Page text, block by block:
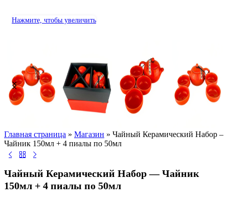
Нажмите, чтобы увеличить
Главная страница » Магазин » Чайный Керамический Набор –
Чайник 150мл + 4 пиалы по 50мл
Чайный Керамический Набор — Чайник
150мл + 4 пиалы по 50мл